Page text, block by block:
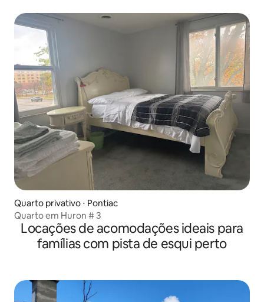
Quarto privativo ⋅ Pontiac
Quarto em Huron # 3
Locações de acomodações ideais para
famílias com pista de esqui perto